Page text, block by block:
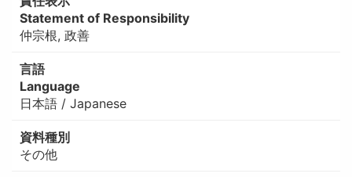
Statement of Responsibility
仲宗根, 政善
言語
Language
日本語 / Japanese
資料種別
その他